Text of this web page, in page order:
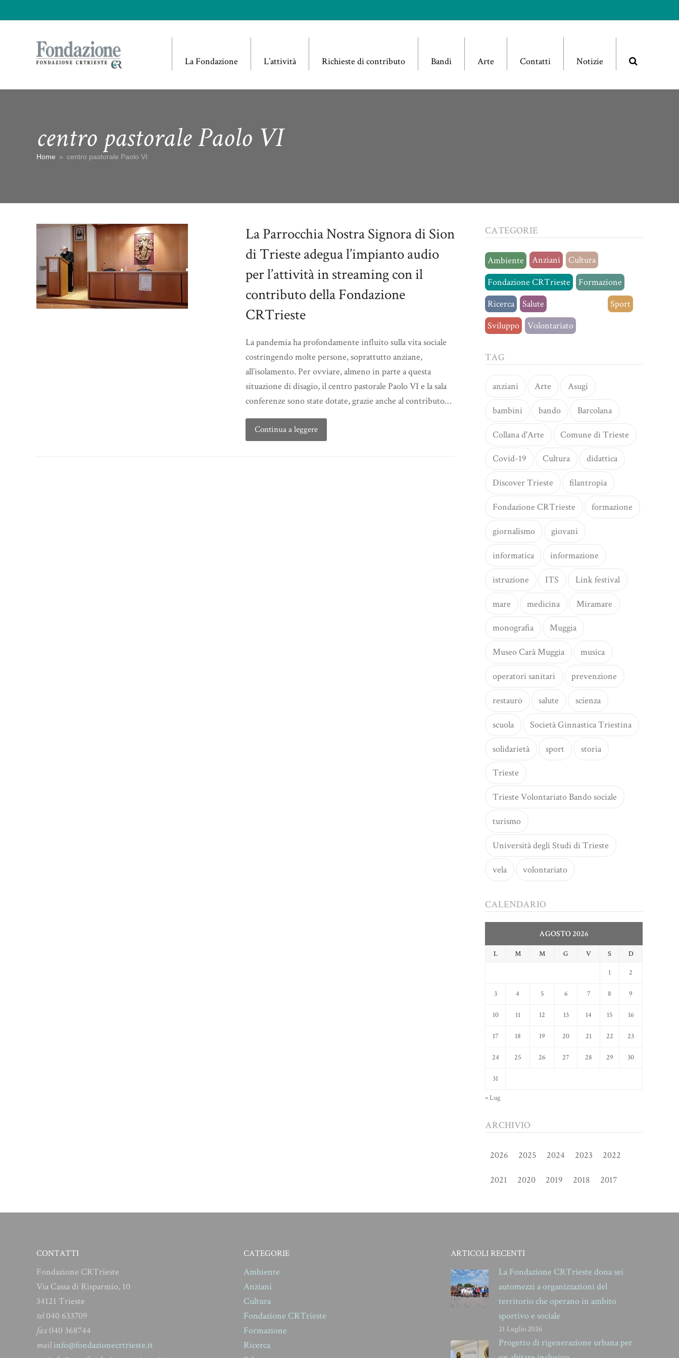
La Fondazione L’attività Richieste di contributo Bandi Arte Contatti Notizie
centro pastorale Paolo VI
Home » centro pastorale Paolo VI
La Parrocchia Nostra Signora di Sion
di Trieste adegua l’impianto audio
per l’attività in streaming con il
contributo della Fondazione
CRTrieste
La pandemia ha profondamente influito sulla vita sociale
costringendo molte persone, soprattutto anziane,
all’isolamento. Per ovviare, almeno in parte a questa
situazione di disagio, il centro pastorale Paolo VI e la sala
conferenze sono state dotate, grazie anche al contributo…
Continua a leggere
CATEGORIE
Ambiente Anziani
Cultura
Fondazione CRTrieste
Formazione
Ricerca
Salute
Sport
Sviluppo
Volontariato
TAG
anziani Arte Asugi
bambini bando Barcolana
Collana d'Arte Comune di Trieste
Covid-19 Cultura didattica
Discover Trieste filantropia
Fondazione CRTrieste formazione
giornalismo giovani
informatica informazione
istruzione ITS Link festival
mare medicina Miramare
monografia Muggia
Museo Carà Muggia musica
operatori sanitari prevenzione
restauro salute scienza
scuola Società Ginnastica Triestina
solidarietà sport storia
Trieste
Trieste Volontariato Bando sociale
turismo
Università degli Studi di Trieste
vela volontariato
CALENDARIO
AGOSTO 2026
L M M G V S D
1 2
3 4 5 6 7 8 9
10 11 12 13 14 15 16
17 18 19 20 21 22 23
24 25 26 27 28 29 30
31
« Lug
ARCHIVIO
2026 2025 2024 2023 2022
2021 2020 2019 2018 2017
CONTATTI
Fondazione CRTrieste
Via Cassa di Risparmio, 10
34121 Trieste
tel040 633709
fax040 368744
mail info@fondazionecrtrieste.it
CATEGORIE
Ambiente
Anziani
Cultura
Fondazione CRTrieste
Formazione
Ricerca
ARTICOLI RECENTI
La Fondazione CRTrieste dona sei
automezzi a organizzazioni del
territorio che operano in ambito
sportivo e sociale
21 Luglio 2026
Progetto di rigenerazione urbana per